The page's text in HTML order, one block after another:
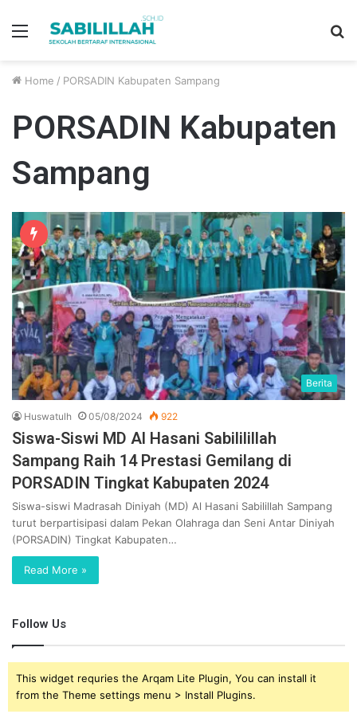
Menu
Home / PORSADIN Kabupaten Sampang
PORSADIN Kabupaten
Sampang
Berita
Huswatulh 05/08/2024 922
Siswa-Siswi MD Al Hasani Sabililillah
Sampang Raih 14 Prestasi Gemilang di
PORSADIN Tingkat Kabupaten 2024
Siswa-siswi Madrasah Diniyah (MD) Al Hasani Sabilillah Sampang
turut berpartisipasi dalam Pekan Olahraga dan Seni Antar Diniyah
(PORSADIN) Tingkat Kabupaten…
Read More »
Follow Us
This widget requries the Arqam Lite Plugin, You can install it
from the Theme settings menu > Install Plugins.